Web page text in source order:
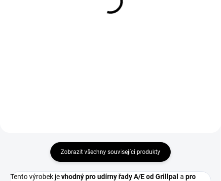
Zobrazit všechny související produkty
Tento výrobek jevhodný pro udírny řady A/E od Grillpal a pro